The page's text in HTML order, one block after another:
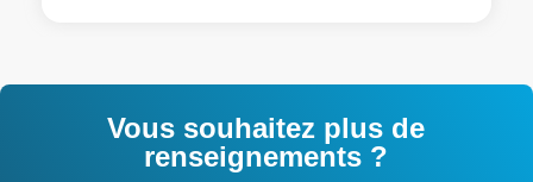
Vous souhaitez plus de
renseignements ?